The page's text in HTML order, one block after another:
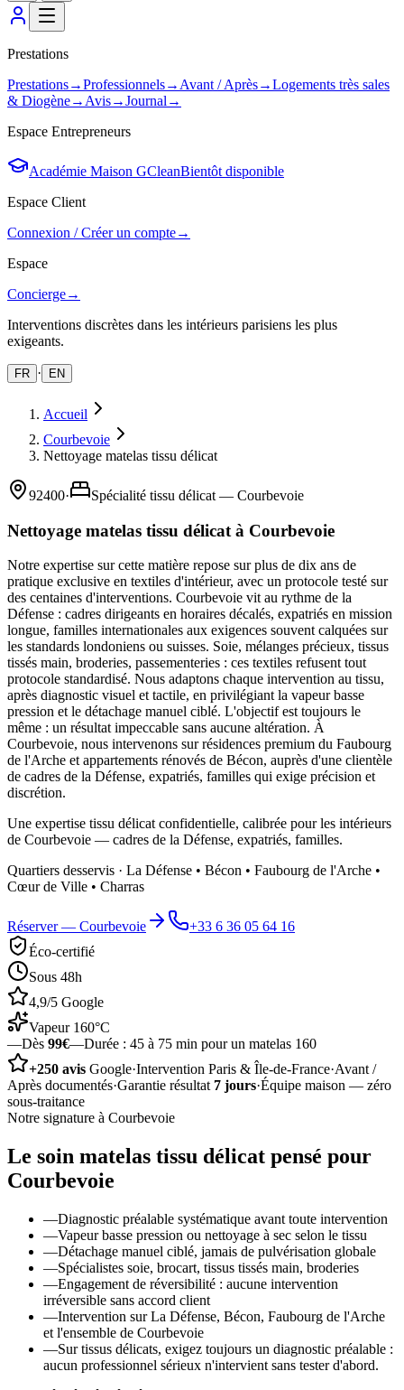
Prestations
Prestations→Professionnels→ Avant / Après→Logements très sales
& Diogène→ Avis→Journal →
Espace Entrepreneurs
Académie Maison GCleanBientôt disponible
Espace Client
Connexion / Créer un compte→
Espace
Concierge→
Interventions discrètes dans les intérieurs parisiens les plus
exigeants.
FR · EN
Accueil
Courbevoie
Nettoyage matelas tissu délicat
92400· Spécialité tissu délicat — Courbevoie
Nettoyage matelas tissu délicat à Courbevoie
Notre expertise sur cette matière repose sur plus de dix ans de
pratique exclusive en textiles d'intérieur, avec un protocole testé sur
des centaines d'interventions. Courbevoie vit au rythme de la
Défense : cadres dirigeants en horaires décalés, expatriés en mission
longue, familles internationales aux exigences souvent calquées sur
les standards londoniens ou suisses. Soie, mélanges précieux, tissus
tissés main, broderies, passementeries : ces textiles refusent tout
protocole standardisé. Nous adaptons chaque intervention au tissu,
après diagnostic visuel et tactile, en privilégiant la vapeur basse
pression et le détachage manuel ciblé. L'objectif est toujours le
même : un résultat impeccable sans aucune altération. À
Courbevoie, nous intervenons sur résidences premium du Faubourg
de l'Arche et appartements rénovés de Bécon, auprès d'une clientèle
de cadres de la Défense, expatriés, familles qui exige précision et
discrétion.
Une expertise tissu délicat confidentielle, calibrée pour les intérieurs
de Courbevoie — cadres de la Défense, expatriés, familles.
Quartiers desservis · La Défense • Bécon • Faubourg de l'Arche •
Cœur de Ville • Charras
Réserver — Courbevoie
+33 6 36 05 64 16
Éco-certifié
Sous 48h
4,9/5 Google
Vapeur 160°C
—Dès 99€—Durée : 45 à 75 min pour un matelas 160
+250 avis Google·Intervention Paris & Île-de-France·Avant /
Après documentés·Garantie résultat 7 jours·Équipe maison — zéro
sous-traitance
Notre signature à Courbevoie
Le soin matelas tissu délicat pensé pour
Courbevoie
—Diagnostic préalable systématique avant toute intervention
—Vapeur basse pression ou nettoyage à sec selon le tissu
—Détachage manuel ciblé, jamais de pulvérisation globale
—Spécialistes soie, brocart, tissus tissés main, broderies
—Engagement de réversibilité : aucune intervention
irréversible sans accord client
—Intervention sur La Défense, Bécon, Faubourg de l'Arche
et l'ensemble de Courbevoie
—Sur tissus délicats, exigez toujours un diagnostic préalable :
aucun professionnel sérieux n'intervient sans tester d'abord.